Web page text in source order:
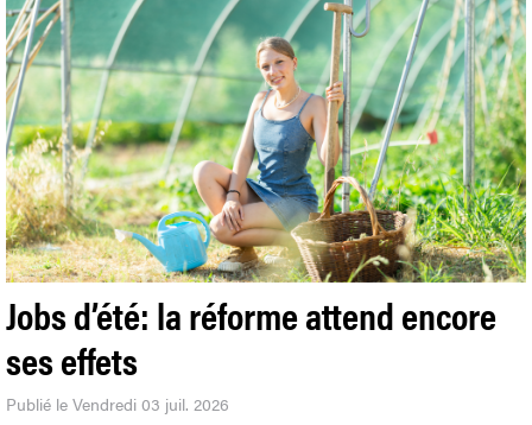
Jobs d’été: la réforme attend encore
ses effets
Publié le Vendredi 03 juil. 2026